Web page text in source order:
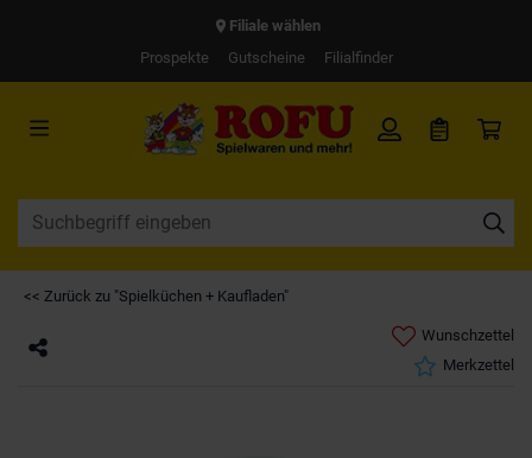
Filiale wählen
Prospekte
Gutscheine Filialfinder
<< Zurück zu "Spielküchen + Kaufladen"
Wunschzettel
Merkzettel